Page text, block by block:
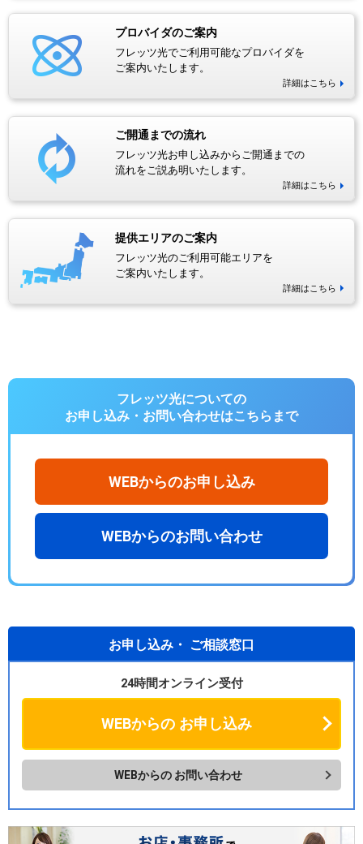
プロバイダのご案内
フレッツ光でご利用可能なプロバイダを
ご案内いたします。
詳細はこちら
ご開通までの流れ
フレッツ光お申し込みからご開通までの
流れをご説あ明いたします。
詳細はこちら
提供エリアのご案内
フレッツ光のご利用可能エリアを
ご案内いたします。
詳細はこちら
フレッツ光についての
お申し込み・お問い合わせはこちらまで
WEBからのお申し込み
WEBからのお問い合わせ
お申し込み・ ご相談窓口
24時間オンライン受付
WEBからのお申し込み
WEBからの お問い合わせ